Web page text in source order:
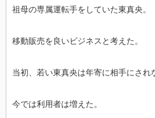
祖母の専属運転手をしていた東真央。
移動販売を良いビジネスと考えた。
当初、若い東真央は年寄に相手にされ
今では利用者は増えた。